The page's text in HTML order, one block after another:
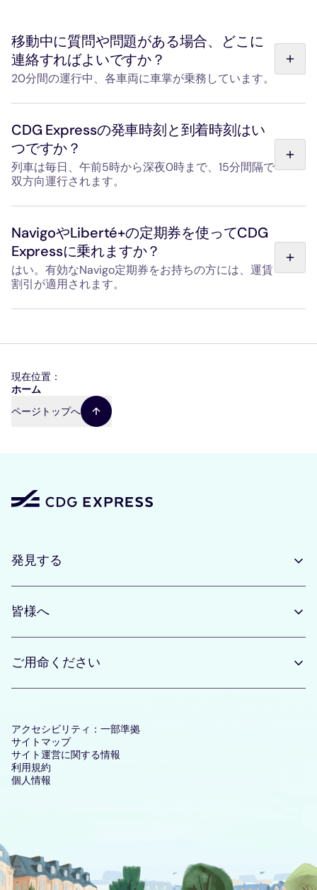
移動中に質問や問題がある場合、どこに
連絡すればよいですか？
20分間の運行中、各車両に車掌が乗務しています。
の手配をお手伝いし、乗車中もご質問にお答えいたしま
す。 また、Gare de l'EstおよびParis-Charles de Gaulle空
港では、毎日、最初の列車から最終列車まで、係員が常駐
しています。
CDG Expressの発車時刻と到着時刻はい
つですか？
列車は毎日、午前5時から深夜0時まで、15分間隔で
双方向運行されます。
の時刻に縛られることはありません。「出発・時刻表」ペ
ージで、列車の出発・到着時刻をご確認ください。
NavigoやLiberté+の定期券を使ってCDG
Expressに乗れますか？
はい。有効なNavigo定期券をお持ちの方には、運賃
割引が適用されます。
券の認証は、オンライン、モバイルアプリ、および駅内の
現在位置：
パ
く
ホーム
ページトップへ
発見する
皆様へ
ご用命ください
アクセシビリティ：一部準拠
サイトマップ
サイト運営に関する情報
利用規約
個人情報